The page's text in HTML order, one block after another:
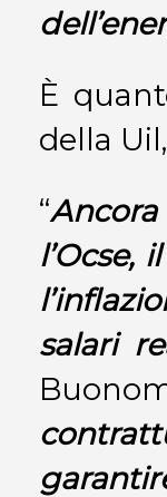
È
della
“
l’Ocse,
salari